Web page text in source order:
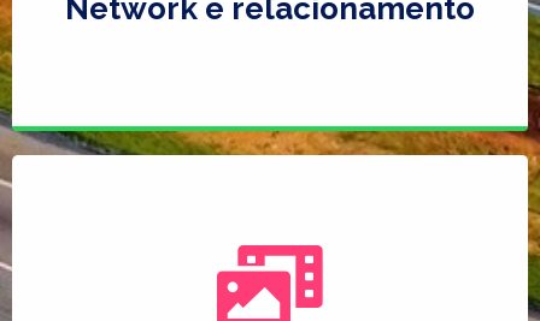
Network e relacionamento